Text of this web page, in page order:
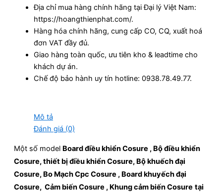
Địa chỉ mua hàng chính hãng tại Đại lý Việt Nam:
https://hoangthienphat.com/.
Hàng hóa chính hãng, cung cấp CO, CQ, xuất hoá
đơn VAT đầy đủ.
Giao hàng toàn quốc, ưu tiên kho & leadtime cho
khách dự án.
Chế độ bảo hành uy tín hotline: 0938.78.49.77.
Mô tả
Đánh giá (0)
Một số model Board điều khiển Cosure , Bộ điều khiển
Cosure, thiết bị điều khiển Cosure, Bộ khuếch đại
Cosure, Bo Mạch Cpc Cosure , Board khuyếch đại
Cosure, Cảm biến Cosure , Khung cảm biến Cosure tại